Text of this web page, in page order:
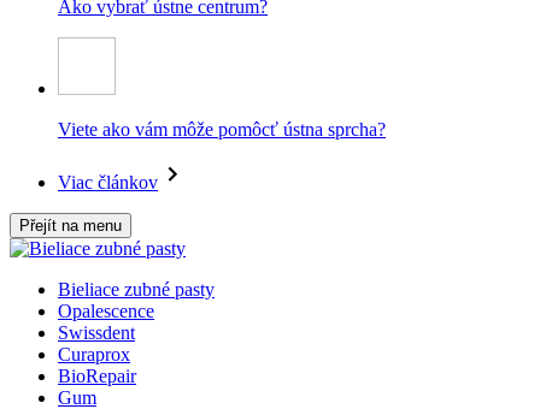
Ako vybrať ústne centrum?
Viete ako vám môže pomôcť ústna sprcha?
Viac článkov
Přejít na menu
Bieliace zubné pasty
Opalescence
Swissdent
Curaprox
BioRepair
Gum